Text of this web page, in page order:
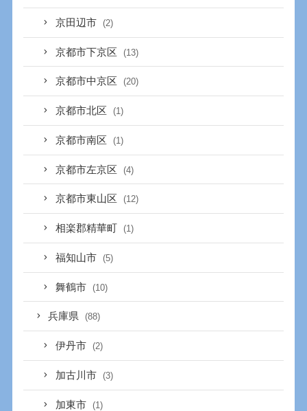
京田辺市 (2)
京都市下京区 (13)
京都市中京区 (20)
京都市北区 (1)
京都市南区 (1)
京都市左京区 (4)
京都市東山区 (12)
相楽郡精華町 (1)
福知山市 (5)
舞鶴市 (10)
兵庫県 (88)
伊丹市 (2)
加古川市 (3)
加東市 (1)